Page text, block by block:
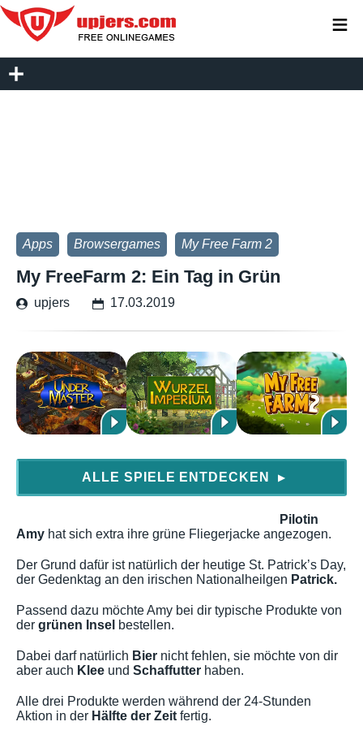
Apps Browsergames My Free Farm 2
My FreeFarm 2: Ein Tag in Grün
upjers 17.03.2019
ALLE SPIELE ENTDECKEN ▶
Pilotin
Amy hat sich extra ihre grüne Fliegerjacke angezogen.
Der Grund dafür ist natürlich der heutige St. Patrick’s Day,
der Gedenktag an den irischen Nationalheilgen Patrick.
Passend dazu möchte Amy bei dir typische Produkte von
der grünen Insel bestellen.
Dabei darf natürlich Bier nicht fehlen, sie möchte von dir
aber auch Klee und Schaffutter haben.
Alle drei Produkte werden während der 24-Stunden
Aktion in der Hälfte der Zeit fertig.
≡